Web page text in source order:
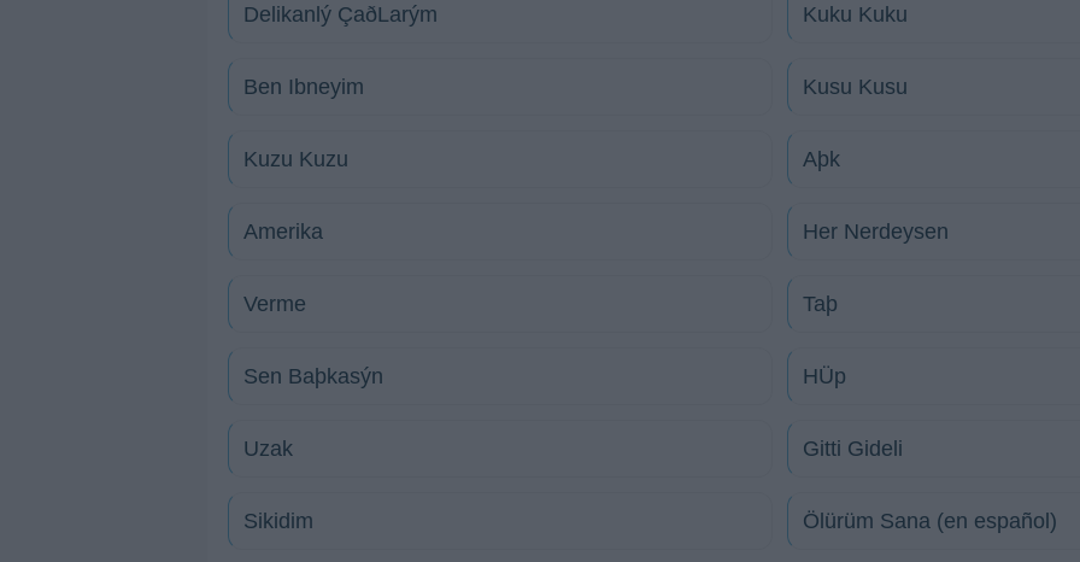
Delikanlý ÇaðLarým Kuku Kuku
Ben Ibneyim Kusu Kusu
Kuzu Kuzu Aþk
Amerika Her Nerdeysen
Verme Taþ
Sen Baþkasýn HÜp
Uzak Gitti Gideli
Sikidim Ölürüm Sana (en español)